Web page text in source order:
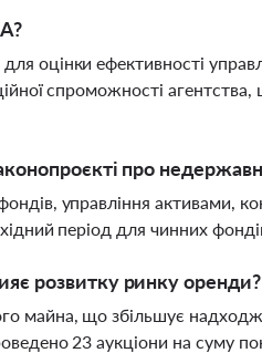
оцінки ефективності
спроможності
про
управління активами,
період для чинних
розвитку ринку оренди?
майна, що збільшує
23 аукціони на суму